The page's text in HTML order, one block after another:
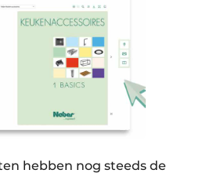
hebben nog steeds de